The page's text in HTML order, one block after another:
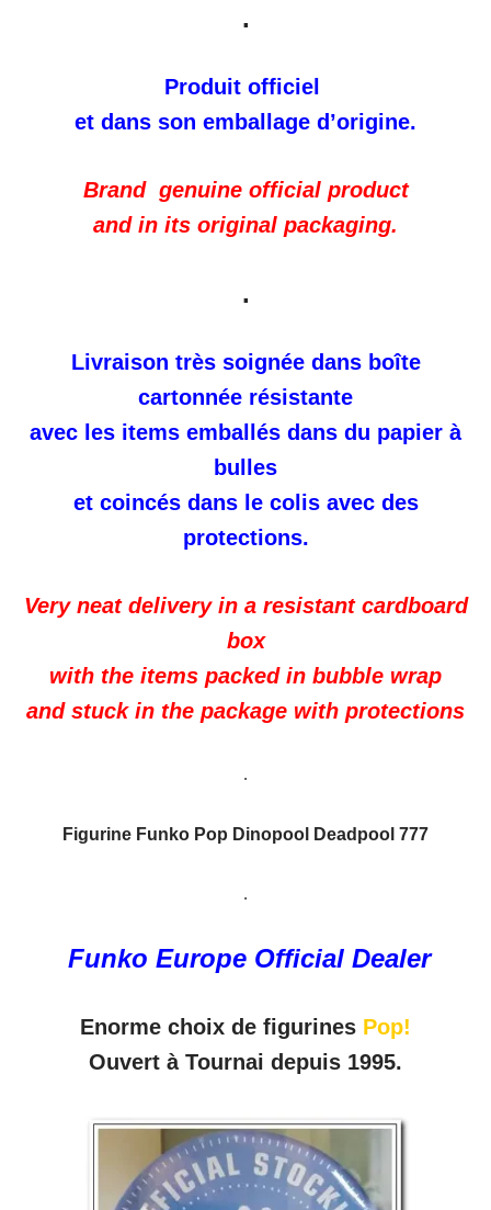
.
Produit officiel
et dans son emballage d’origine.
Brand genuine official product
and in its original packaging.
.
Livraison très soignée dans boîte
cartonnée résistante
avec les items emballés dans du papier à
bulles
et coincés dans le colis avec des
protections.
Very neat delivery in a resistant cardboard
box
with the items packed in bubble wrap
and stuck in the package with protections
.
Figurine Funko Pop Dinopool Deadpool 777
.
Funko Europe Official Dealer
Enorme choix de figurines Pop!
Ouvert à Tournai depuis 1995.